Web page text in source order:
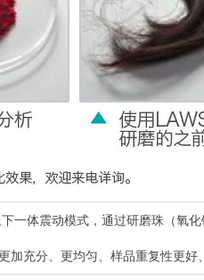
一体震动模式，通过研磨珠（氧
充分、更均匀、样品重复性更好